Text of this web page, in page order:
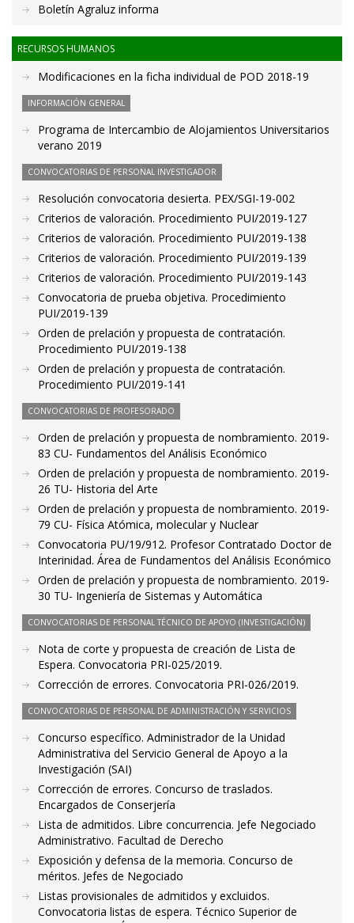
Boletín Agraluz informa
RECURSOS HUMANOS
Modificaciones en la ficha individual de POD 2018-19
INFORMACIÓN GENERAL
Programa de Intercambio de Alojamientos Universitarios
verano 2019
CONVOCATORIAS DE PERSONAL INVESTIGADOR
Resolución convocatoria desierta. PEX/SGI-19-002
Criterios de valoración. Procedimiento PUI/2019-127
Criterios de valoración. Procedimiento PUI/2019-138
Criterios de valoración. Procedimiento PUI/2019-139
Criterios de valoración. Procedimiento PUI/2019-143
Convocatoria de prueba objetiva. Procedimiento
PUI/2019-139
Orden de prelación y propuesta de contratación.
Procedimiento PUI/2019-138
Orden de prelación y propuesta de contratación.
Procedimiento PUI/2019-141
CONVOCATORIAS DE PROFESORADO
Orden de prelación y propuesta de nombramiento. 2019-
83 CU- Fundamentos del Análisis Económico
Orden de prelación y propuesta de nombramiento. 2019-
26 TU- Historia del Arte
Orden de prelación y propuesta de nombramiento. 2019-
79 CU- Física Atómica, molecular y Nuclear
Convocatoria PU/19/912. Profesor Contratado Doctor de
Interinidad. Área de Fundamentos del Análisis Económico
Orden de prelación y propuesta de nombramiento. 2019-
30 TU- Ingeniería de Sistemas y Automática
CONVOCATORIAS DE PERSONAL TÉCNICO DE APOYO (INVESTIGACIÓN)
Nota de corte y propuesta de creación de Lista de
Espera. Convocatoria PRI-025/2019.
Corrección de errores. Convocatoria PRI-026/2019.
CONVOCATORIAS DE PERSONAL DE ADMINISTRACIÓN Y SERVICIOS
Concurso específico. Administrador de la Unidad
Administrativa del Servicio General de Apoyo a la
Investigación (SAI)
Corrección de errores. Concurso de traslados.
Encargados de Conserjería
Lista de admitidos. Libre concurrencia. Jefe Negociado
Administrativo. Facultad de Derecho
Exposición y defensa de la memoria. Concurso de
méritos. Jefes de Negociado
Listas provisionales de admitidos y excluidos.
Convocatoria listas de espera. Técnico Superior de